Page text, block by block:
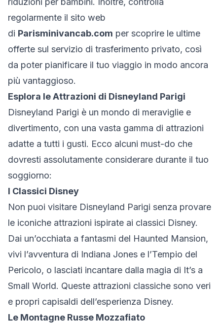
regolarmente il sito web
di Parisminivancab.com per scoprire le ultime
offerte sul servizio di trasferimento privato, così
da poter pianificare il tuo viaggio in modo ancora
più vantaggioso.
Esplora le Attrazioni di Disneyland Parigi
Disneyland Parigi è un mondo di meraviglie e
divertimento, con una vasta gamma di attrazioni
adatte a tutti i gusti. Ecco alcuni must-do che
dovresti assolutamente considerare durante il tuo
soggiorno:
I Classici Disney
Non puoi visitare Disneyland Parigi senza provare
le iconiche attrazioni ispirate ai classici Disney.
Dai un’occhiata a fantasmi del Haunted Mansion,
vivi l’avventura di Indiana Jones e l’Tempio del
Pericolo, o lasciati incantare dalla magia di It’s a
Small World. Queste attrazioni classiche sono veri
e propri capisaldi dell’esperienza Disney.
Le Montagne Russe Mozzafiato